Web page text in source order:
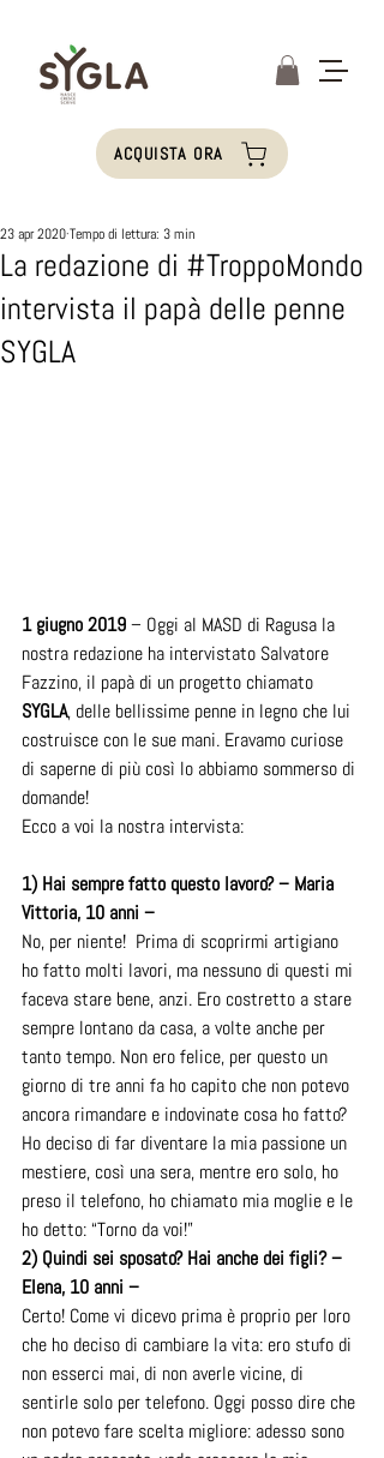
ACQUISTA ORA
La redazione di #TroppoMondo
intervista il papà delle penne
SYGLA
23 apr 2020Tempo di lettura: 3 min
1 giugno 2019 – Oggi al MASD di Ragusa la
nostra redazione ha intervistato Salvatore
Fazzino, il papà di un progetto chiamato
SYGLA, delle bellissime penne in legno che lui
costruisce con le sue mani. Eravamo curiose
di saperne di più così lo abbiamo sommerso di
domande!
Ecco a voi la nostra intervista:
1) Hai sempre fatto questo lavoro? – Maria
Vittoria, 10 anni –
No, per niente!  Prima di scoprirmi artigiano
ho fatto molti lavori, ma nessuno di questi mi
faceva stare bene, anzi. Ero costretto a stare
sempre lontano da casa, a volte anche per
tanto tempo. Non ero felice, per questo un
giorno di tre anni fa ho capito che non potevo
ancora rimandare e indovinate cosa ho fatto?
Ho deciso di far diventare la mia passione un
mestiere, così una sera, mentre ero solo, ho
preso il telefono, ho chiamato mia moglie e le
ho detto: “Torno da voi!”
2) Quindi sei sposato? Hai anche dei figli? –
Elena, 10 anni –
Certo! Come vi dicevo prima è proprio per loro
che ho deciso di cambiare la vita: ero stufo di
non esserci mai, di non averle vicine, di
sentirle solo per telefono. Oggi posso dire che
non potevo fare scelta migliore: adesso sono